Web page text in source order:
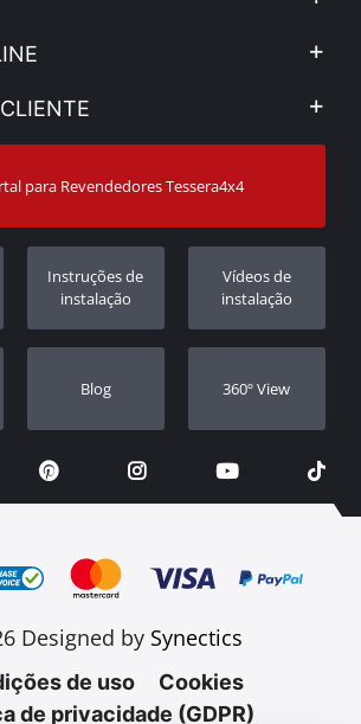
para Revendedores Tessera4x4
Instruções de
instalação
Vídeos de
instalação
Blog 360º View
Designed by Synectics
de uso
Cookies
de privacidade (GDPR)